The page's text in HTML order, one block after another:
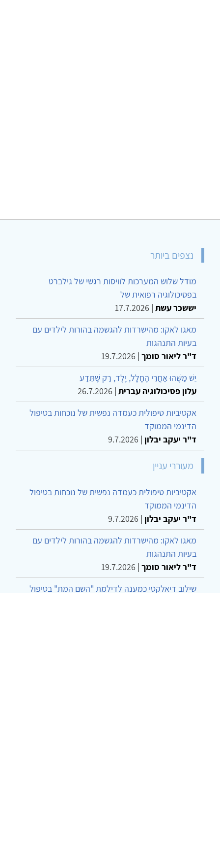
נצפים ביותר
מודל שלוש המערכות לוויסות רגשי של גילברט
בפסיכולוגיה רפואית של
יששכר עשת |
17.7.2026
מאגו לאקו: מהישרדות להגשמה בהורות לילדים עם
בעיות התנהגות
ד"ר ליאור סומך |
19.7.2026
יֵשׁ מַשֶּׁהוּ אַחֲרֵי הֶחָלָל, יֶלֶד, רַק שֶׁתֵּדַע
עלון פסיכולוגיה עברית |
26.7.2026
אקטיביות טיפולית כעמדה נפשית של נוכחות בטיפול
הדינמי הממוקד
ד"ר יעקב יבלון |
9.7.2026
מעוררי עניין
אקטיביות טיפולית כעמדה נפשית של נוכחות בטיפול
הדינמי הממוקד
ד"ר יעקב יבלון |
9.7.2026
מאגו לאקו: מהישרדות להגשמה בהורות לילדים עם
בעיות התנהגות
ד"ר ליאור סומך |
19.7.2026
שילוב דיאלקטי כמענה לדילמת "השם המת" בטיפול